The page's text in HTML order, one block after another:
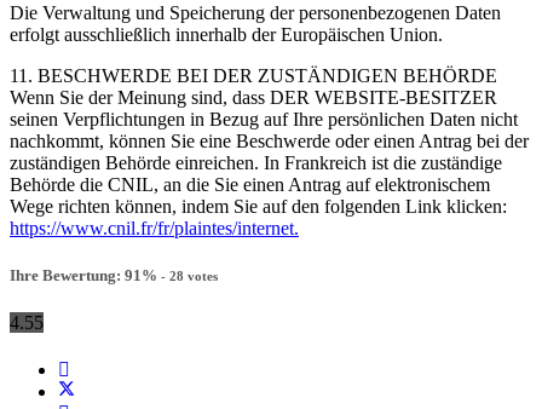
Die Verwaltung und Speicherung der personenbezogenen Daten
erfolgt ausschließlich innerhalb der Europäischen Union.
11. BESCHWERDE BEI DER ZUSTÄNDIGEN BEHÖRDE
Wenn Sie der Meinung sind, dass DER WEBSITE-BESITZER
seinen Verpflichtungen in Bezug auf Ihre persönlichen Daten nicht
nachkommt, können Sie eine Beschwerde oder einen Antrag bei der
zuständigen Behörde einreichen. In Frankreich ist die zuständige
Behörde die CNIL, an die Sie einen Antrag auf elektronischem
Wege richten können, indem Sie auf den folgenden Link klicken:
https://www.cnil.fr/fr/plaintes/internet.
Ihre Bewertung: 91 % - 28 votes
4.55